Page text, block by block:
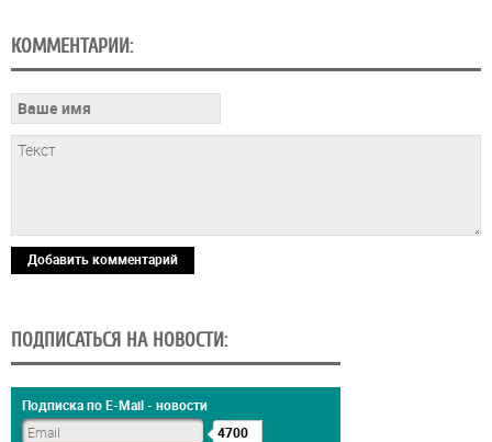
КОММЕНТАРИИ:
Добавить комментарий
ПОДПИСАТЬСЯ НА НОВОСТИ:
Подписка по E-Mail - новости
4700